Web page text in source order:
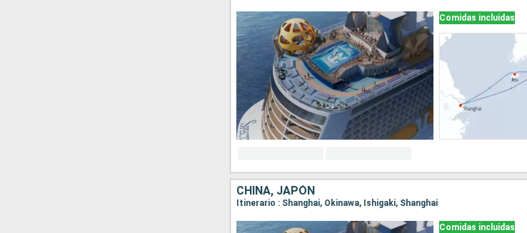
Comidas incluidas
CHINA, JAPÓN
Itinerario : Shanghai, Okinawa, Ishigaki, Shanghai
Comidas incluidas